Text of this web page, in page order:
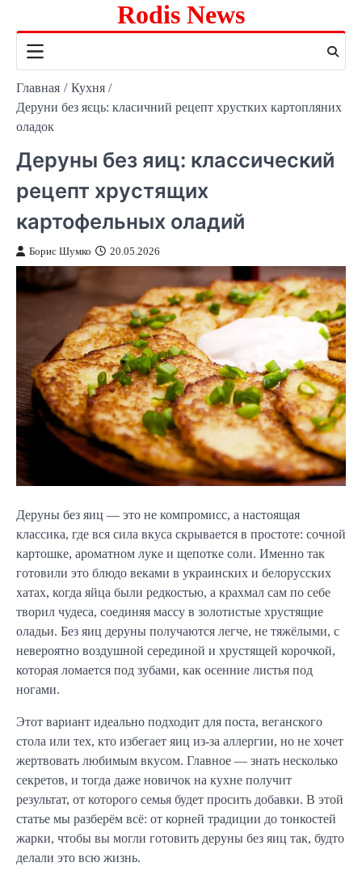
содержимому
Rodis News
Главная
Кухня
Деруни без яєць: класичний рецепт хрустких картопляних
оладок
Деруны без яиц: классический
рецепт хрустящих
картофельных оладий
Борис Шумко 20.05.2026
Деруны без яиц — это не компромисс, а настоящая
классика, где вся сила вкуса скрывается в простоте: сочной
картошке, ароматном луке и щепотке соли. Именно так
готовили это блюдо веками в украинских и белорусских
хатах, когда яйца были редкостью, а крахмал сам по себе
творил чудеса, соединяя массу в золотистые хрустящие
оладьи. Без яиц деруны получаются легче, не тяжёлыми, с
невероятно воздушной серединой и хрустящей корочкой,
которая ломается под зубами, как осенние листья под
ногами.
Этот вариант идеально подходит для поста, веганского
стола или тех, кто избегает яиц из-за аллергии, но не хочет
жертвовать любимым вкусом. Главное — знать несколько
секретов, и тогда даже новичок на кухне получит
результат, от которого семья будет просить добавки. В этой
статье мы разберём всё: от корней традиции до тонкостей
жарки, чтобы вы могли готовить деруны без яиц так, будто
делали это всю жизнь.